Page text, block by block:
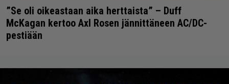
”Se oli oikeastaan aika herttaista” – Duff
McKagan kertoo Axl Rosen jännittäneen AC/DC-
pestiään